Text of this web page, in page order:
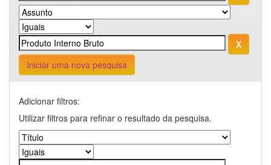
Iniciar uma nova pesquisa
Adicionar filtros:
Utilizar filtros para refinar o resultado da pesquisa.